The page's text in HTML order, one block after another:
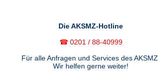
Die AKSMZ-Hotline
☎ ️0201 / 88-40999
Für alle Anfragen und Services des AKSMZ.
Wir helfen gerne weiter!